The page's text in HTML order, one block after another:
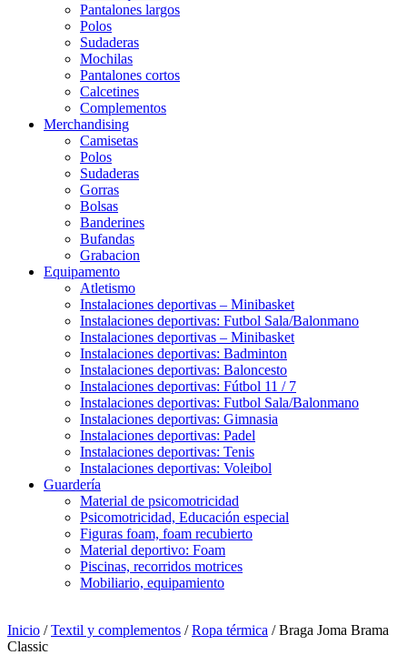
Pantalones largos
Polos
Sudaderas
Mochilas
Pantalones cortos
Calcetines
Complementos
Merchandising
Camisetas
Polos
Sudaderas
Gorras
Bolsas
Banderines
Bufandas
Grabacion
Equipamento
Atletismo
Instalaciones deportivas – Minibasket
Instalaciones deportivas: Futbol Sala/Balonmano
Instalaciones deportivas – Minibasket
Instalaciones deportivas: Badminton
Instalaciones deportivas: Baloncesto
Instalaciones deportivas: Fútbol 11 / 7
Instalaciones deportivas: Futbol Sala/Balonmano
Instalaciones deportivas: Gimnasia
Instalaciones deportivas: Padel
Instalaciones deportivas: Tenis
Instalaciones deportivas: Voleibol
Guardería
Material de psicomotricidad
Psicomotricidad, Educación especial
Figuras foam, foam recubierto
Material deportivo: Foam
Piscinas, recorridos motrices
Mobiliario, equipamiento
Inicio /Textil y complementos /Ropa térmica / Braga Joma Brama
Classic